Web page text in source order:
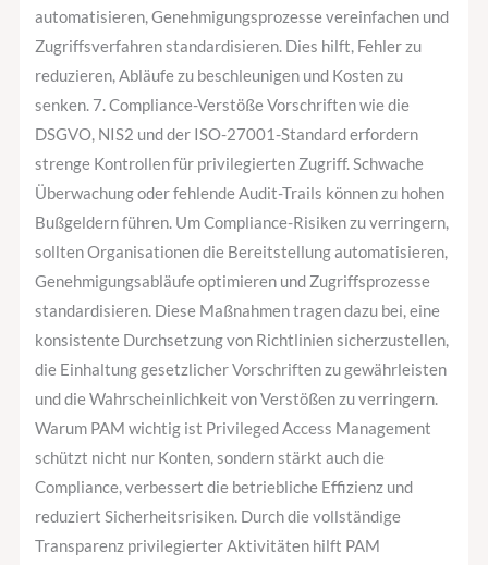
automatisieren, Genehmigungsprozesse vereinfachen und
Zugriffsverfahren standardisieren. Dies hilft, Fehler zu
reduzieren, Abläufe zu beschleunigen und Kosten zu
senken. 7. Compliance-Verstöße Vorschriften wie die
DSGVO, NIS2 und der ISO-27001-Standard erfordern
strenge Kontrollen für privilegierten Zugriff. Schwache
Überwachung oder fehlende Audit-Trails können zu hohen
Bußgeldern führen. Um Compliance-Risiken zu verringern,
sollten Organisationen die Bereitstellung automatisieren,
Genehmigungsabläufe optimieren und Zugriffsprozesse
standardisieren. Diese Maßnahmen tragen dazu bei, eine
konsistente Durchsetzung von Richtlinien sicherzustellen,
die Einhaltung gesetzlicher Vorschriften zu gewährleisten
und die Wahrscheinlichkeit von Verstößen zu verringern.
Warum PAM wichtig ist Privileged Access Management
schützt nicht nur Konten, sondern stärkt auch die
Compliance, verbessert die betriebliche Effizienz und
reduziert Sicherheitsrisiken. Durch die vollständige
Transparenz privilegierter Aktivitäten hilft PAM